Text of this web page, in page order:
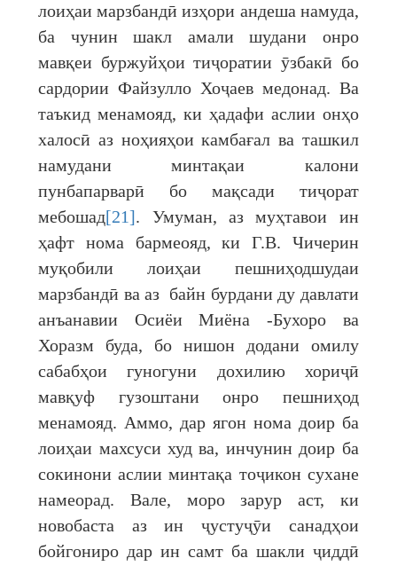
лоиҳаи марзбандӣ изҳори андеша намуда,
ба чунин шакл амали шудани онро
мавқеи буржуйҳои тиҷоратии ӯзбакӣ бо
сардории Файзулло Хоҷаев медонад. Ва
таъкид менамояд, ки ҳадафи аслии онҳо
халосӣ аз ноҳияҳои камбағал ва ташкил
намудани минтақаи калони
пунбапарварӣ бо мақсади тиҷорат
мебошад[21]. Умуман, аз муҳтавои ин
ҳафт нома бармеояд, ки Г.В. Чичерин
муқобили лоиҳаи пешниҳодшудаи
марзбандӣ ва аз байн бурдани ду давлати
анъанавии Осиёи Миёна -Бухоро ва
Хоразм буда, бо нишон додани омилу
сабабҳои гуногуни дохилию хориҷӣ
мавқуф гузоштани онро пешниҳод
менамояд. Аммо, дар ягон нома доир ба
лоиҳаи махсуси худ ва, инчунин доир ба
сокинони аслии минтақа тоҷикон сухане
намеорад. Вале, моро зарур аст, ки
новобаста аз ин ҷустуҷӯи санадҳои
бойгониро дар ин самт ба шакли ҷиддӣ